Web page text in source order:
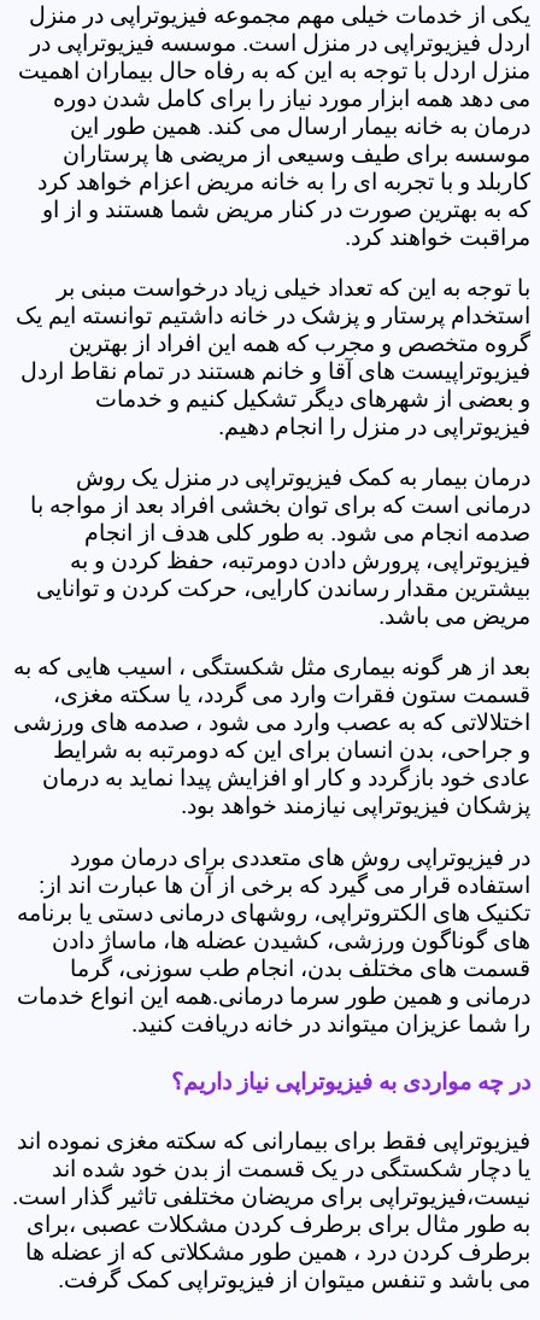
یکی از خدمات خیلی مهم مجموعه فیزیوتراپی در منزل
اردل فیزیوتراپی در منزل است. موسسه فیزیوتراپی در
منزل اردل با توجه به این که به رفاه حال بیماران اهمیت
می دهد همه ابزار مورد نیاز را برای کامل شدن دوره
درمان به خانه بیمار ارسال می کند. همین طور این
موسسه برای طیف وسیعی از مریضی ها پرستاران
کاربلد و با تجربه ای را به خانه مریض اعزام خواهد کرد
که به بهترین صورت در کنار مریض شما هستند و از او
مراقبت خواهند کرد.
با توجه به این که تعداد خیلی زیاد درخواست مبنی بر
استخدام پرستار و پزشک در خانه داشتیم توانسته ایم یک
گروه متخصص و مجرب که همه این افراد از بهترین
فیزیوتراپیست های آقا و خانم هستند در تمام نقاط اردل
و بعضی از شهرهای دیگر تشکیل کنیم و خدمات
فیزیوتراپی در منزل را انجام دهیم.
درمان بیمار به کمک فیزیوتراپی در منزل یک روش
درمانی است که برای توان بخشی افراد بعد از مواجه با
صدمه انجام می شود. به طور کلی هدف از انجام
فیزیوتراپی، پرورش دادن دومرتبه، حفظ کردن و به
بیشترین مقدار رساندن کارایی، حرکت کردن و توانایی
مریض می باشد.
بعد از هر گونه بیماری مثل شکستگی ، اسیب هایی که به
قسمت ستون فقرات وارد می گردد، یا سکته مغزی،
اختلالاتی که به عصب وارد می شود ، صدمه های ورزشی
و جراحی، بدن انسان برای این که دومرتبه به شرایط
عادی خود بازگردد و کار او افزایش پیدا نماید به درمان
پزشکان فیزیوتراپی نیازمند خواهد بود.
در فیزیوتراپی روش های متعددی برای درمان مورد
استفاده قرار می گیرد که برخی از آن ها عبارت اند از:
تکنیک های الکتروتراپی، روشهای درمانی دستی یا برنامه
های گوناگون ورزشی، کشیدن عضله ها، ماساژ دادن
قسمت های مختلف بدن، انجام طب سوزنی، گرما
درمانی و همین طور سرما درمانی.همه این انواع خدمات
را شما عزیزان میتواند در خانه دریافت کنید.
در چه مواردی به فیزیوتراپی نیاز داریم؟
فیزیوتراپی فقط برای بیمارانی که سکته مغزی نموده اند
یا دچار شکستگی در یک قسمت از بدن خود شده اند
نیست،فیزیوتراپی برای مریضان مختلفی تاثیر گذار است.
به طور مثال برای برطرف کردن مشکلات عصبی ،برای
برطرف کردن درد ، همین طور مشکلاتی که از عضله ها
می باشد و تنفس میتوان از فیزیوتراپی کمک گرفت.